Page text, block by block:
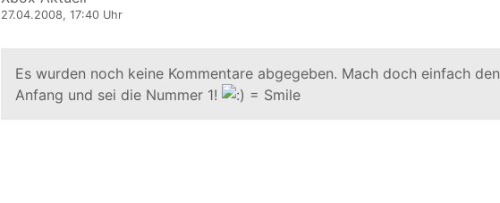
27.04.2008, 17:40 Uhr
Es wurden noch keine Kommentare abgegeben. Mach doch einfach den
Anfang und sei die Nummer 1!